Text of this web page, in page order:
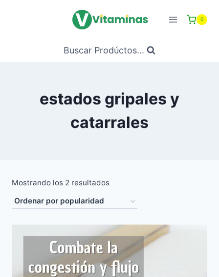
0
Buscar Prodúctos...
estados gripales y
catarrales
Mostrando los 2 resultadosOrdenado
popularidad